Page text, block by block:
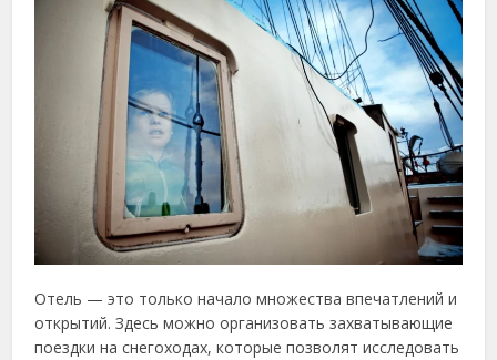
Отель — это только начало множества впечатлений и
открытий. Здесь можно организовать захватывающие
поездки на снегоходах, которые позволят исследовать